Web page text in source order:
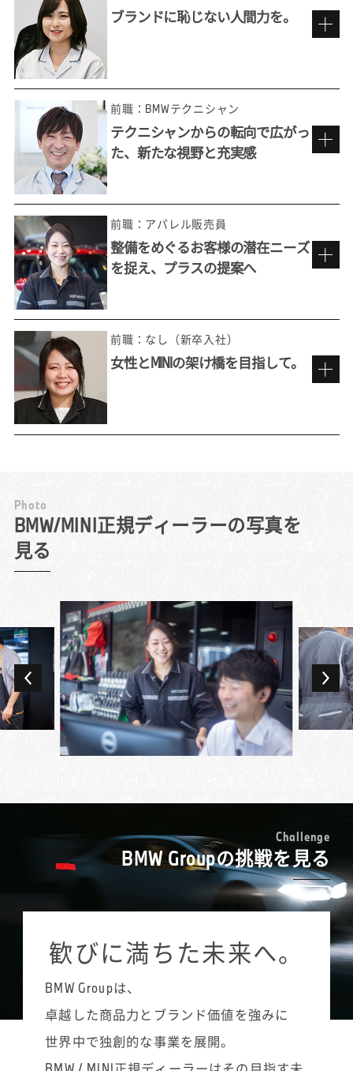
車が好き、人が好き。だから楽しめる仕事
昔から車好きで、特に欧州車ディーラーで働
きたくて選んだ仕事ですが、実は当初、一般
に「フロント」と呼ばれる業務がディーラー
にあることを知りませんでした。漠然と販売
職のイメージを持って応募したものの、面接
で詳しく話を聞いて、お客様の修理・点検の
依頼に対応し、テクニシャン（整備士）との
味が深まりましたね。
対応件数は日によってまちまちですが、週末
には10組近いお客様をご案内することも。点
様々な車種やバラエティに富んだお客様と
日々接することができるため、「車が好き
で、人が好き」という人には非常におもしろ
い環境だと思います。
ブランドに恥じない人間力を。
BMWを背負うブランド・アンバサダー
として。
居振る舞いをするように心掛けています。仕
事中はもちろん、たとえば仕事帰りにコンビ
ニに立ち寄ったときも、常にBMWのブラン
ド・イメージを崩さないよう意識しています
業務でもプレミアムなお客様にふさわしいサ
ービスが必要です。言葉遣いや立ち居振る舞
いでもお手本のようなお客様がたくさんいら
っしゃいますので、日々勉強させていただい
ています。ただし、誰にでも同じ対応が良い
とは限りません。ブランドといっても、人対
人のお仕事です。フランクな対応を好むお客
様には、節度は保ちつつ柔らかく接するな
ど、お客様に合わせた接遇を意識していま
れしいことも多々あります。
前職：BMWテクニシャン
テクニシャンからの転向で広がっ
た、新たな視野と充実感
充実した研修のもと、初めての接客へ
11年間、BMW Group正規ディーラーでテクニシ
ャンを務め、3年前に「お客様に直接関わる仕
ドバイザーに転向しました。整備士からの転
職者は多い職種ながら、当初はやはり感覚の
違いが大きかったですね。目の前にある車に
全力を注ぐテクニシャンとは異なり、サービ
ス・アドバイザーに必要なのは店舗全体の動
きを捉えていく目です。作業場の混み状況を
見ながら入庫スケジュールを組み立てたり、
同時進行している複数の案件を把握して、お
客様に連絡を取ったりといったことが欠かせ
えてくれました。お客様とのコミュニケーシ
ョンのとり方や電話対応の基本など、ロール
プレイングを中心にした実践的なプログラム
を受講することで、安心して新たなスタート
が切れたと思います。
前職：アパレル販売員
整備をめぐるお客様の潜在ニーズ
を捉え、プラスの提案へ
前職での販売員としての経験を活かして
大好きなMINIのディーラーで働きたい！と以
前から転職先を探していて、求人を見つけて
迷わず申し込んだのが現在の職場です。点
検・車検などの入庫受付や予約調整、サービ
ス部門での電話対応を担当しています。
点検や車検では基本的な項目は決まっている
めて対応させていただくお客様であっても、
整備履歴などをあらかじめ確認しておき、
「前に修理されたこの部分は、その後いかが
ですか？」など会話を広げていきます。1対1の
接客でどうアプローチし、お客様との距離を
点でもあります。タイヤ交換やボディコーテ
ィングなど、その時々の店舗での注力ポイン
トを意識しながら、販売促進につなげていき
ます。
前職：なし（新卒入社）
女性とMINIの架け橋を目指して。
MINIを求める女性客の頼れる存在に。
ランドです。クルマについては詳しくないと
いそうな男性のベテランスタッフよりも、私
のほうが気軽に相談できるとおっしゃる方も
たくさんいます。女性のお客様にご説明する
際には、女性でなければ気づかないこともあ
ると思うので、MINIのサービス・アドバイザ
じていますね。私自身、MINIのゴーカート・
フィーリングにはまっていて、MINIが大好き
なので、「どういう装備にしたらいい？」と
か、「何色がいいと思う？」といったご相談
には自分のクルマのように楽しくお話させて
いただいています。
事故や故障の際に「どうしたらいいかわから
Photo
BMW/MINI正規ディーラーの写真を
見る
Challenge
BMW Groupの挑戦を見る
歓びに満ちた未来へ。
BMW Groupは、
卓越した商品力とブランド価値を強みに
世界中で独創的な事業を展開。